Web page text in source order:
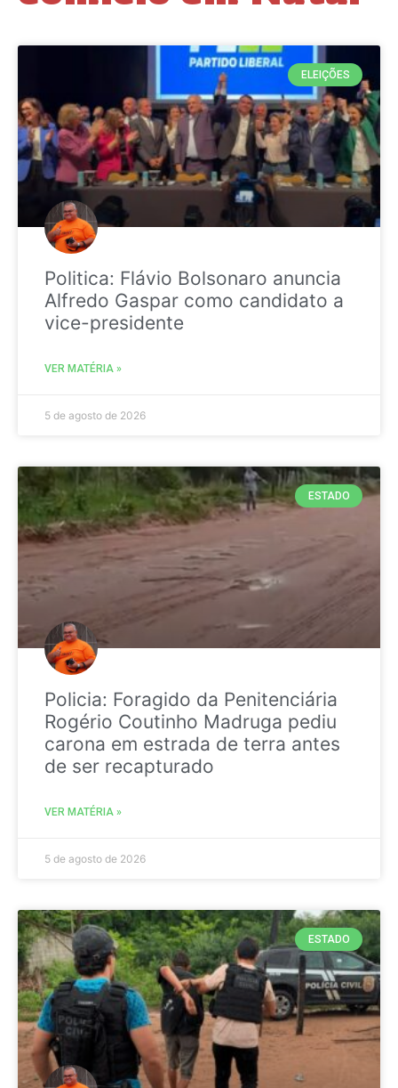
ELEIÇÕES
Politica: Flávio Bolsonaro anuncia
Alfredo Gaspar como candidato a
vice-presidente
VER MATÉRIA »
5 de agosto de 2026
ESTADO
Policia: Foragido da Penitenciária
Rogério Coutinho Madruga pediu
carona em estrada de terra antes
de ser recapturado
VER MATÉRIA »
5 de agosto de 2026
ESTADO